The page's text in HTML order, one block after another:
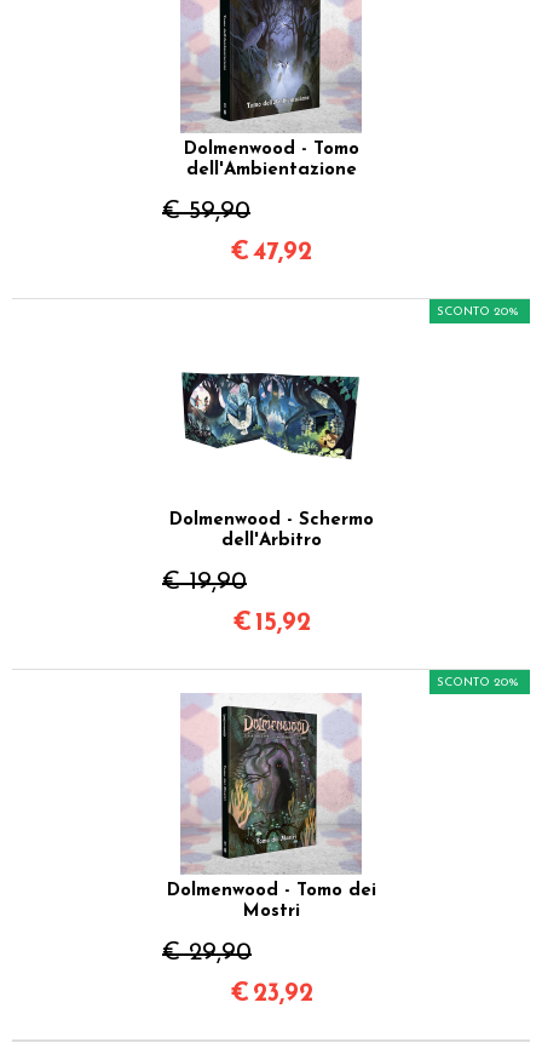
Dolmenwood - Tomo
dell'Ambientazione
€ 59,90
€47,92
Dolmenwood - Schermo
dell'Arbitro
€ 19,90
SCONTO 20%
€ 15,92
Dolmenwood - Tomo dei
Mostri
€ 29,90
SCONTO 20%
€ 23,92